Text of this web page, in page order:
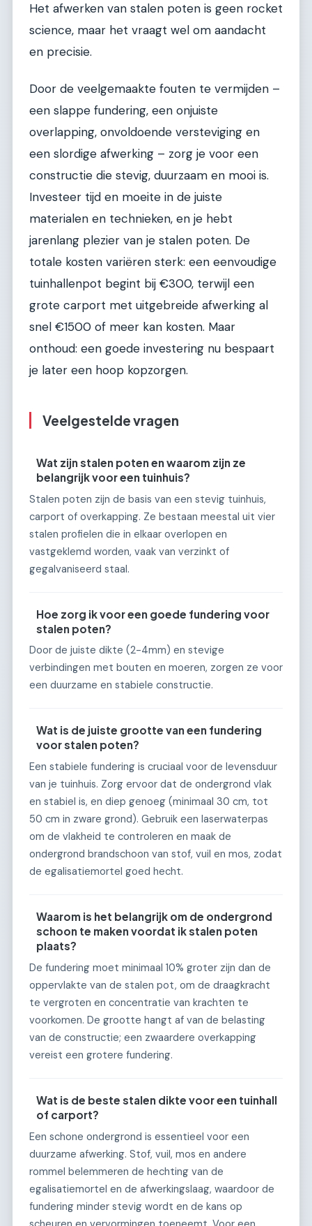
Het afwerken van stalen poten is geen rocket
science, maar het vraagt wel om aandacht
en precisie.
Door de veelgemaakte fouten te vermijden –
een slappe fundering, een onjuiste
overlapping, onvoldoende versteviging en
een slordige afwerking – zorg je voor een
constructie die stevig, duurzaam en mooi is.
Investeer tijd en moeite in de juiste
materialen en technieken, en je hebt
jarenlang plezier van je stalen poten. De
totale kosten variëren sterk: een eenvoudige
tuinhallenpot begint bij €300, terwijl een
grote carport met uitgebreide afwerking al
snel €1500 of meer kan kosten. Maar
onthoud: een goede investering nu bespaart
je later een hoop kopzorgen.
Veelgestelde vragen
Wat zijn stalen poten en waarom zijn ze
belangrijk voor een tuinhuis?
Stalen poten zijn de basis van een stevig tuinhuis,
carport of overkapping. Ze bestaan meestal uit vier
stalen profielen die in elkaar overlopen en
vastgeklemd worden, vaak van verzinkt of
gegalvaniseerd staal.
Hoe zorg ik voor een goede fundering voor
stalen poten?
Door de juiste dikte (2-4mm) en stevige
verbindingen met bouten en moeren, zorgen ze voor
een duurzame en stabiele constructie.
Wat is de juiste grootte van een fundering
voor stalen poten?
Een stabiele fundering is cruciaal voor de levensduur
van je tuinhuis. Zorg ervoor dat de ondergrond vlak
en stabiel is, en diep genoeg (minimaal 30 cm, tot
50 cm in zware grond). Gebruik een laserwaterpas
om de vlakheid te controleren en maak de
ondergrond brandschoon van stof, vuil en mos, zodat
de egalisatiemortel goed hecht.
Waarom is het belangrijk om de ondergrond
schoon te maken voordat ik stalen poten
plaats?
De fundering moet minimaal 10% groter zijn dan de
oppervlakte van de stalen pot, om de draagkracht
te vergroten en concentratie van krachten te
voorkomen. De grootte hangt af van de belasting
van de constructie; een zwaardere overkapping
vereist een grotere fundering.
Wat is de beste stalen dikte voor een tuinhall
of carport?
Een schone ondergrond is essentieel voor een
duurzame afwerking. Stof, vuil, mos en andere
rommel belemmeren de hechting van de
egalisatiemortel en de afwerkingslaag, waardoor de
fundering minder stevig wordt en de kans op